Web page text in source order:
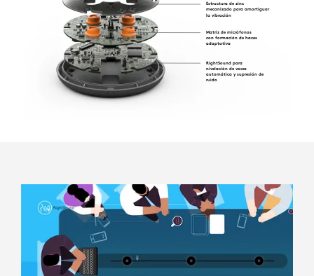
RightSound para
nivelación de voces
automática y supresión de
ruido
Matriz de micrófonos
con formación de haces
adaptativa
Estructura de zinc
mecanizado para amortiguar
la vibración